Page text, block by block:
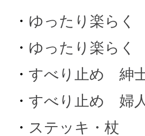
・ ゆったり楽らく
・ ゆったり楽らく
・ すべり止め 紳
・ すべり止め 婦
・ ステッキ・杖